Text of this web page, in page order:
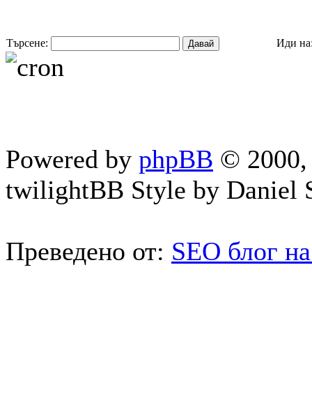
Търсене: Иди
Powered by phpBB © 2000,
twilightBB Style by Daniel
Преведено от: SEO блог